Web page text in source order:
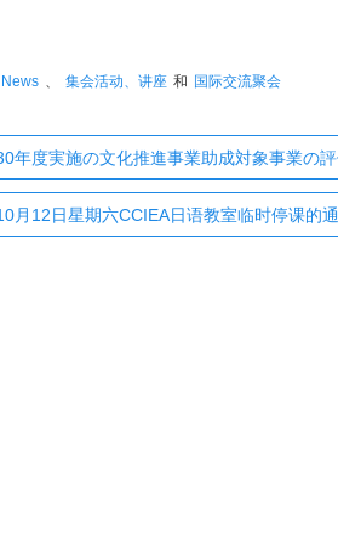
News 、 集会活动、讲座 和 国际交流聚会
年度実施の文化推進事業助成対象事業の
月12日星期六CCIEA日语教室临时停课的